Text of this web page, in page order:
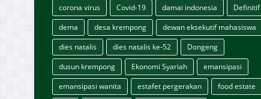
corona virus
Covid-19 damai indonesia
Definitif
dema
desa krempong
dewan eksekutif mahasiswa
dies natalis
dies natalis ke-52
Dongeng
dusun krempong
Ekonomi Syariah
emansipasi
emansipasi wanita
estafet pergerakan
food estate